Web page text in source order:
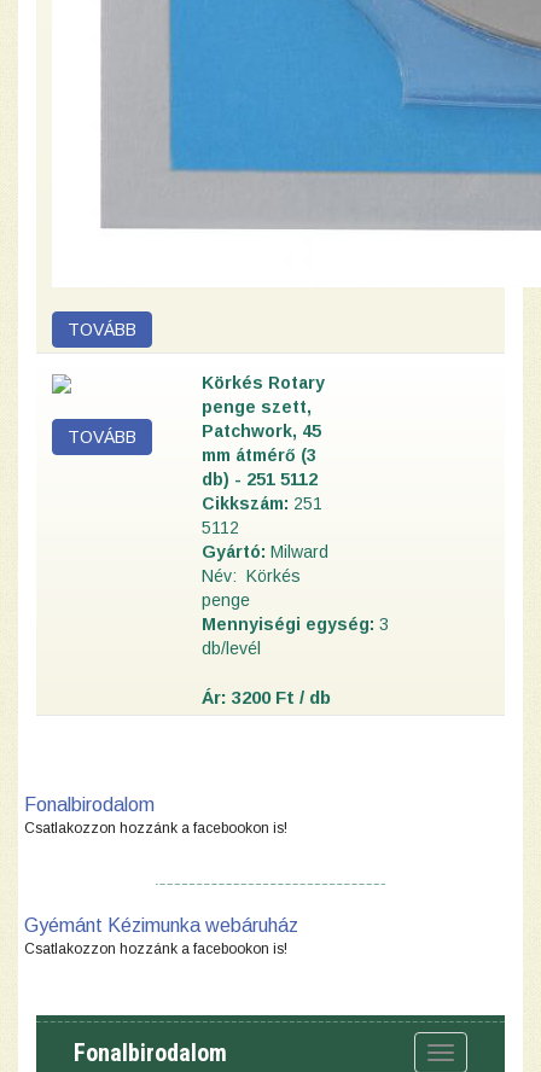
Körkés Rotary
penge szett,
Patchwork, 45
mm átmérő (3
db) - 251 5112
Cikkszám: 251
5112
Gyártó: Milward
Név: Körkés
penge
Mennyiségi egység: 3
d b/levél
Ár: 3200 Ft / db
Fonalbirodalom
Csatlakozzon hozzánk a facebookon is!
Gyémánt Kézimunka webáruház
Csatlakozzon hozzánk a facebookon is!
Toggle
Fonalbirodalom